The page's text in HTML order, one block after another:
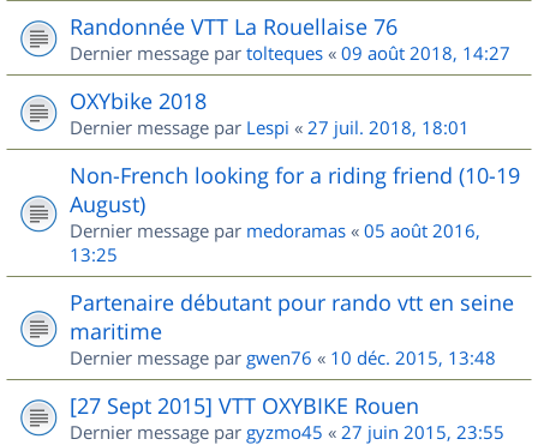
Randonnée VTT La Rouellaise 76
Dernier message par tolteques « 09 août 2018, 14:27
OXYbike 2018
Dernier message par Lespi « 27 juil. 2018, 18:01
Non-French looking for a riding friend (10-19
August)
Dernier message par medoramas « 05 août 2016,
13:25
Partenaire débutant pour rando vtt en seine
maritime
Dernier message par gwen76 « 10 déc. 2015, 13:48
[27 Sept 2015] VTT OXYBIKE Rouen
Dernier message par gyzmo45 « 27 juin 2015, 23:55